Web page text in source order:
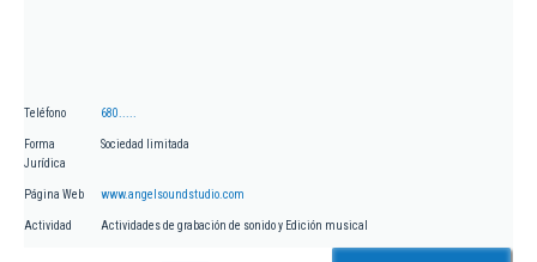
Teléfono 680.....
Forma
Jurídica
Sociedad limitada
Página Web www.angelsoundstudio.com
Actividad Actividades de grabación de sonido y Edición musical